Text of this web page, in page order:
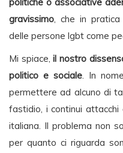
gravissimo, che in
delle persone lgbt come
Mi spiace,il nostro
politico e sociale. In
permettere ad alcuno di
fastidio, i continui attacchi
italiana. Il problema non
per quanto ci riguarda